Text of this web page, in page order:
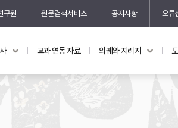
구원 원문검색서비스 공지사항 오류
도록 연구성과
교과 연동 자료 의궤와 지리지